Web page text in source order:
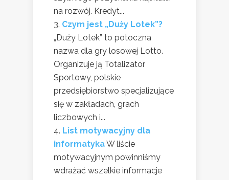
na rozwój. Kredyt...
Czym jest „Duży Lotek”?
„Duży Lotek” to potoczna
nazwa dla gry losowej Lotto.
Organizuje ją Totalizator
Sportowy, polskie
przedsiębiorstwo specjalizujące
się w zakładach, grach
liczbowych i...
List motywacyjny dla
informatykaW liście
motywacyjnym powinniśmy
wdrażać wszelkie informacje